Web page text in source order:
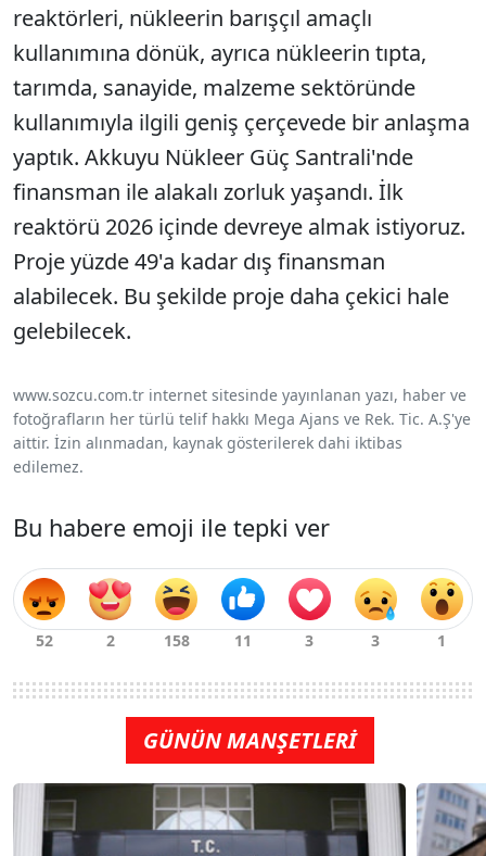
reaktörleri, nükleerin barışçıl amaçlı
kullanımına dönük, ayrıca nükleerin tıpta,
tarımda, sanayide, malzeme sektöründe
kullanımıyla ilgili geniş çerçevede bir anlaşma
yaptık. Akkuyu Nükleer Güç Santrali'nde
finansman ile alakalı zorluk yaşandı. İlk
reaktörü 2026 içinde devreye almak istiyoruz.
Proje yüzde 49'a kadar dış finansman
alabilecek. Bu şekilde proje daha çekici hale
gelebilecek.
www.sozcu.com.tr internet sitesinde yayınlanan yazı, haber ve
fotoğrafların her türlü telif hakkı Mega Ajans ve Rek. Tic. A.Ş'ye
aittir. İzin alınmadan, kaynak gösterilerek dahi iktibas
edilemez.
Bu habere emoji ile tepki ver
GÜNÜN MANŞETLERİ